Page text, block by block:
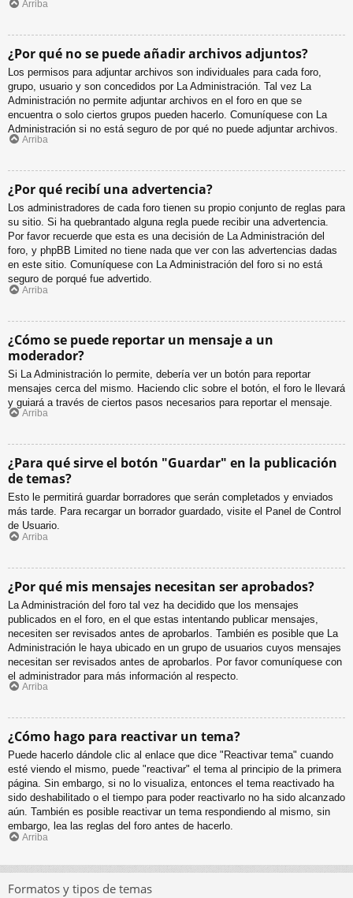
Arriba
¿Por qué no se puede añadir archivos adjuntos?
Los permisos para adjuntar archivos son individuales para cada foro,
grupo, usuario y son concedidos por La Administración. Tal vez La
Administración no permite adjuntar archivos en el foro en que se
encuentra o solo ciertos grupos pueden hacerlo. Comuníquese con La
Administración si no está seguro de por qué no puede adjuntar archivos.
Arriba
¿Por qué recibí una advertencia?
Los administradores de cada foro tienen su propio conjunto de reglas para
su sitio. Si ha quebrantado alguna regla puede recibir una advertencia.
Por favor recuerde que esta es una decisión de La Administración del
foro, y phpBB Limited no tiene nada que ver con las advertencias dadas
en este sitio. Comuníquese con La Administración del foro si no está
seguro de porqué fue advertido.
Arriba
¿Cómo se puede reportar un mensaje a un
moderador?
Si La Administración lo permite, debería ver un botón para reportar
mensajes cerca del mismo. Haciendo clic sobre el botón, el foro le llevará
y guiará a través de ciertos pasos necesarios para reportar el mensaje.
Arriba
¿Para qué sirve el botón "Guardar" en la publicación
de temas?
Esto le permitirá guardar borradores que serán completados y enviados
más tarde. Para recargar un borrador guardado, visite el Panel de Control
de Usuario.
Arriba
¿Por qué mis mensajes necesitan ser aprobados?
La Administración del foro tal vez ha decidido que los mensajes
publicados en el foro, en el que estas intentando publicar mensajes,
necesiten ser revisados antes de aprobarlos. También es posible que La
Administración le haya ubicado en un grupo de usuarios cuyos mensajes
necesitan ser revisados antes de aprobarlos. Por favor comuníquese con
el administrador para más información al respecto.
Arriba
¿Cómo hago para reactivar un tema?
Puede hacerlo dándole clic al enlace que dice "Reactivar tema" cuando
esté viendo el mismo, puede "reactivar" el tema al principio de la primera
página. Sin embargo, si no lo visualiza, entonces el tema reactivado ha
sido deshabilitado o el tiempo para poder reactivarlo no ha sido alcanzado
aún. También es posible reactivar un tema respondiendo al mismo, sin
embargo, lea las reglas del foro antes de hacerlo.
Arriba
Formatos y tipos de temas